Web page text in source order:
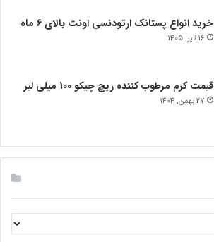
خرید انواع پستانک ارتودنسی اونت بالای 6 ماه
16 تیر, 1405
قیمت کرم مرطوب کننده ریچ چیکو 100 میلی لیر
27 بهمن, 1404